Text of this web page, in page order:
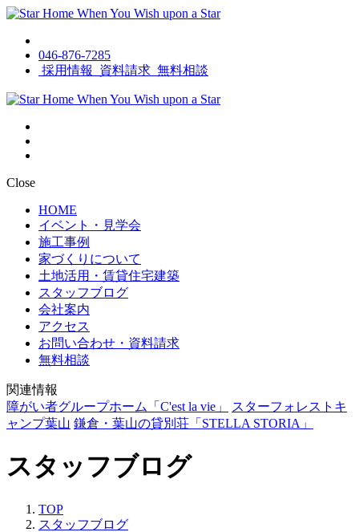
046-876-7285
採用情報
資料請求 無料相談
Close
HOME
イベント・見学会
施工事例
家づくりについて
土地活用・賃貸住宅建築
スタッフブログ
会社案内
アクセス
お問い合わせ・資料請求
無料相談
関連情報
障がい者グループホーム「C'est la vie」
スターフォレストキ
ャンプ葉山 鎌倉・葉山の貸別荘「STELLA STORIA」
スタッフブログ
TOP
スタッフブログ